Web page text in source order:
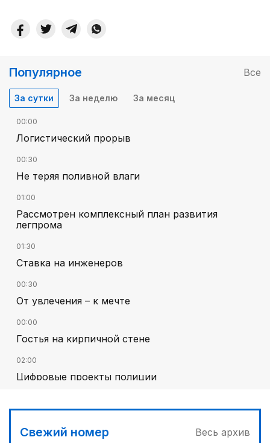
Популярное Все
За сутки За неделю За месяц
00:00
Логистический прорыв
00:30
Не теряя поливной влаги
01:00
Рассмотрен комплексный план развития
легпрома
01:30
Ставка на инженеров
00:30
От увлечения – к мечте
00:00
Гостья на кирпичной стене
02:00
Цифровые проекты полиции
01:00
Свежий номер Весь архив